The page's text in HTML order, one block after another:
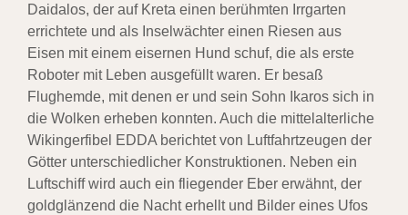
Daidalos, der auf Kreta einen berühmten Irrgarten
errichtete und als Inselwächter einen Riesen aus
Eisen mit einem eisernen Hund schuf, die als erste
Roboter mit Leben ausgefüllt waren. Er besaß
Flughemde, mit denen er und sein Sohn Ikaros sich in
die Wolken erheben konnten. Auch die mittelalterliche
Wikingerfibel EDDA berichtet von Luftfahrtzeugen der
Götter unterschiedlicher Konstruktionen. Neben ein
Luftschiff wird auch ein fliegender Eber erwähnt, der
goldglänzend die Nacht erhellt und Bilder eines Ufos